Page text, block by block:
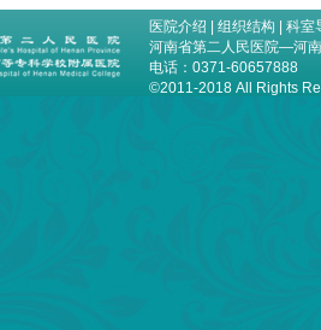
医院介绍 组织结构
科室
河南省第二人民医院—河
电话：0371-60657888
©2011-2018 All Rights